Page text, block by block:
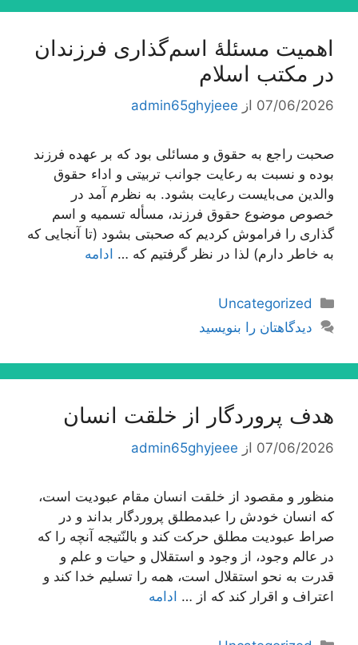
اهمیت مسئلۀ اسم‌گذارى فرزندان
در مكتب اسلام
07/06/2026 از admin65ghyjeee
صحبت راجع به حقوق و مسائلی بود كه بر عهده فرزند
بوده و نسبت به رعایت جوانب تربیتی و اداء حقوق
والدین می‌بایست رعایت بشود. به نظرم آمد در
خصوص موضوع حقوق فرزند، مسأله تسمیه و اسم
گذاری را فراموش كردیم كه صحبتی بشود (تا آنجایی كه
به خاطر دارم) لذا در نظر گرفتیم كه … ادامه
دسته‌ها
Uncategorized
دیدگاهتان را بنویسید
هدف پروردگار از خلقت انسان
07/06/2026 از admin65ghyjeee
منظور و مقصود از خلقت انسان مقام عبودیت است،
كه انسان خودش را عبدمطلق پروردگار بداند و در
صراط عبودیت مطلق حركت كند و بالنّتیجه آنچه را كه
در عالم وجود، از وجود و استقلال و حیات و علم و
قدرت به نحو استقلال است، همه را تسلیم خدا كند و
اعتراف و اقرار كند كه از … ادامه